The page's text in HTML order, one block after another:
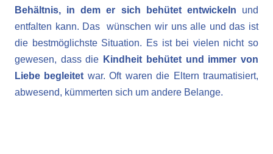
Behältnis, in dem er sich behütet entwickeln und
entfalten kann. Das wünschen wir uns alle und das ist
die bestmöglichste Situation. Es ist bei vielen nicht so
gewesen, dass die Kindheit behütet und immer von
Liebe begleitet war. Oft waren die Eltern traumatisiert,
abwesend, kümmerten sich um andere Belange.